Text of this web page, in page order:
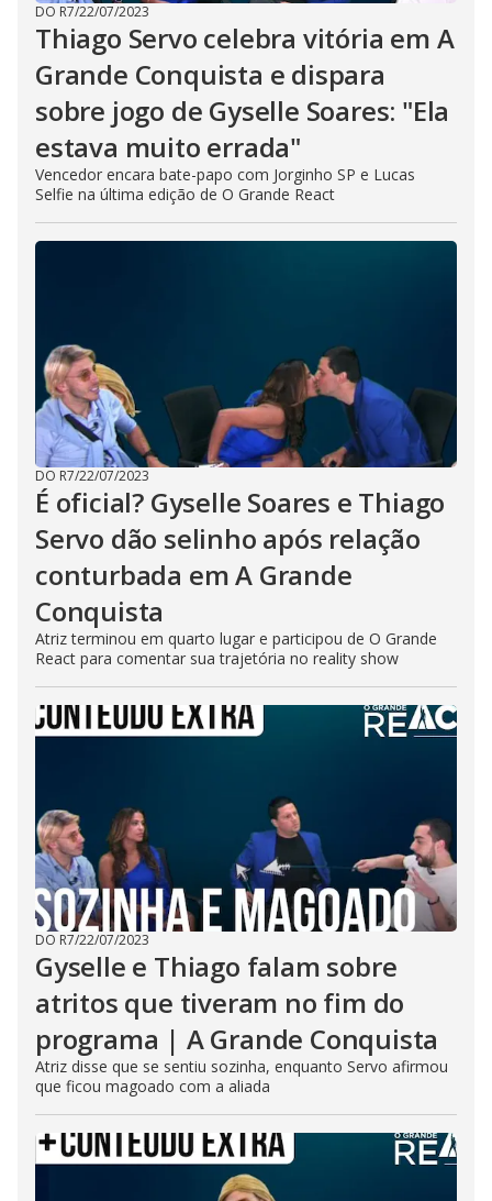
DO R7/22/07/2023
Thiago Servo celebra vitória em A
Grande Conquista e dispara
sobre jogo de Gyselle Soares: "Ela
estava muito errada"
Vencedor encara bate-papo com Jorginho SP e Lucas
Selfie na última edição de O Grande React
DO R7/22/07/2023
É oficial? Gyselle Soares e Thiago
Servo dão selinho após relação
conturbada em A Grande
Conquista
Atriz terminou em quarto lugar e participou de O Grande
React para comentar sua trajetória no reality show
DO R7/22/07/2023
Gyselle e Thiago falam sobre
atritos que tiveram no fim do
programa | A Grande Conquista
Atriz disse que se sentiu sozinha, enquanto Servo afirmou
que ficou magoado com a aliada